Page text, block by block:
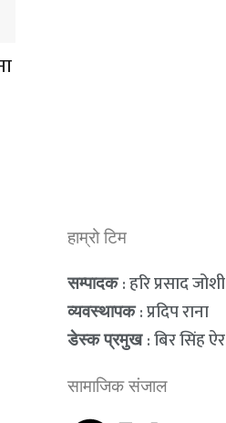
हाम्रो टिम
सम्पादक: हरि प्रसाद जोशी
व्यवस्थापक: प्रदिप राना
डेस्क प्रमुख : बिर सिंह ऐर
सामाजिक संजाल